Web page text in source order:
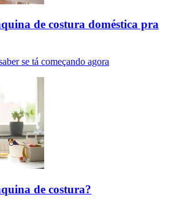
de costura doméstica pra
se tá começando agora
de costura​?